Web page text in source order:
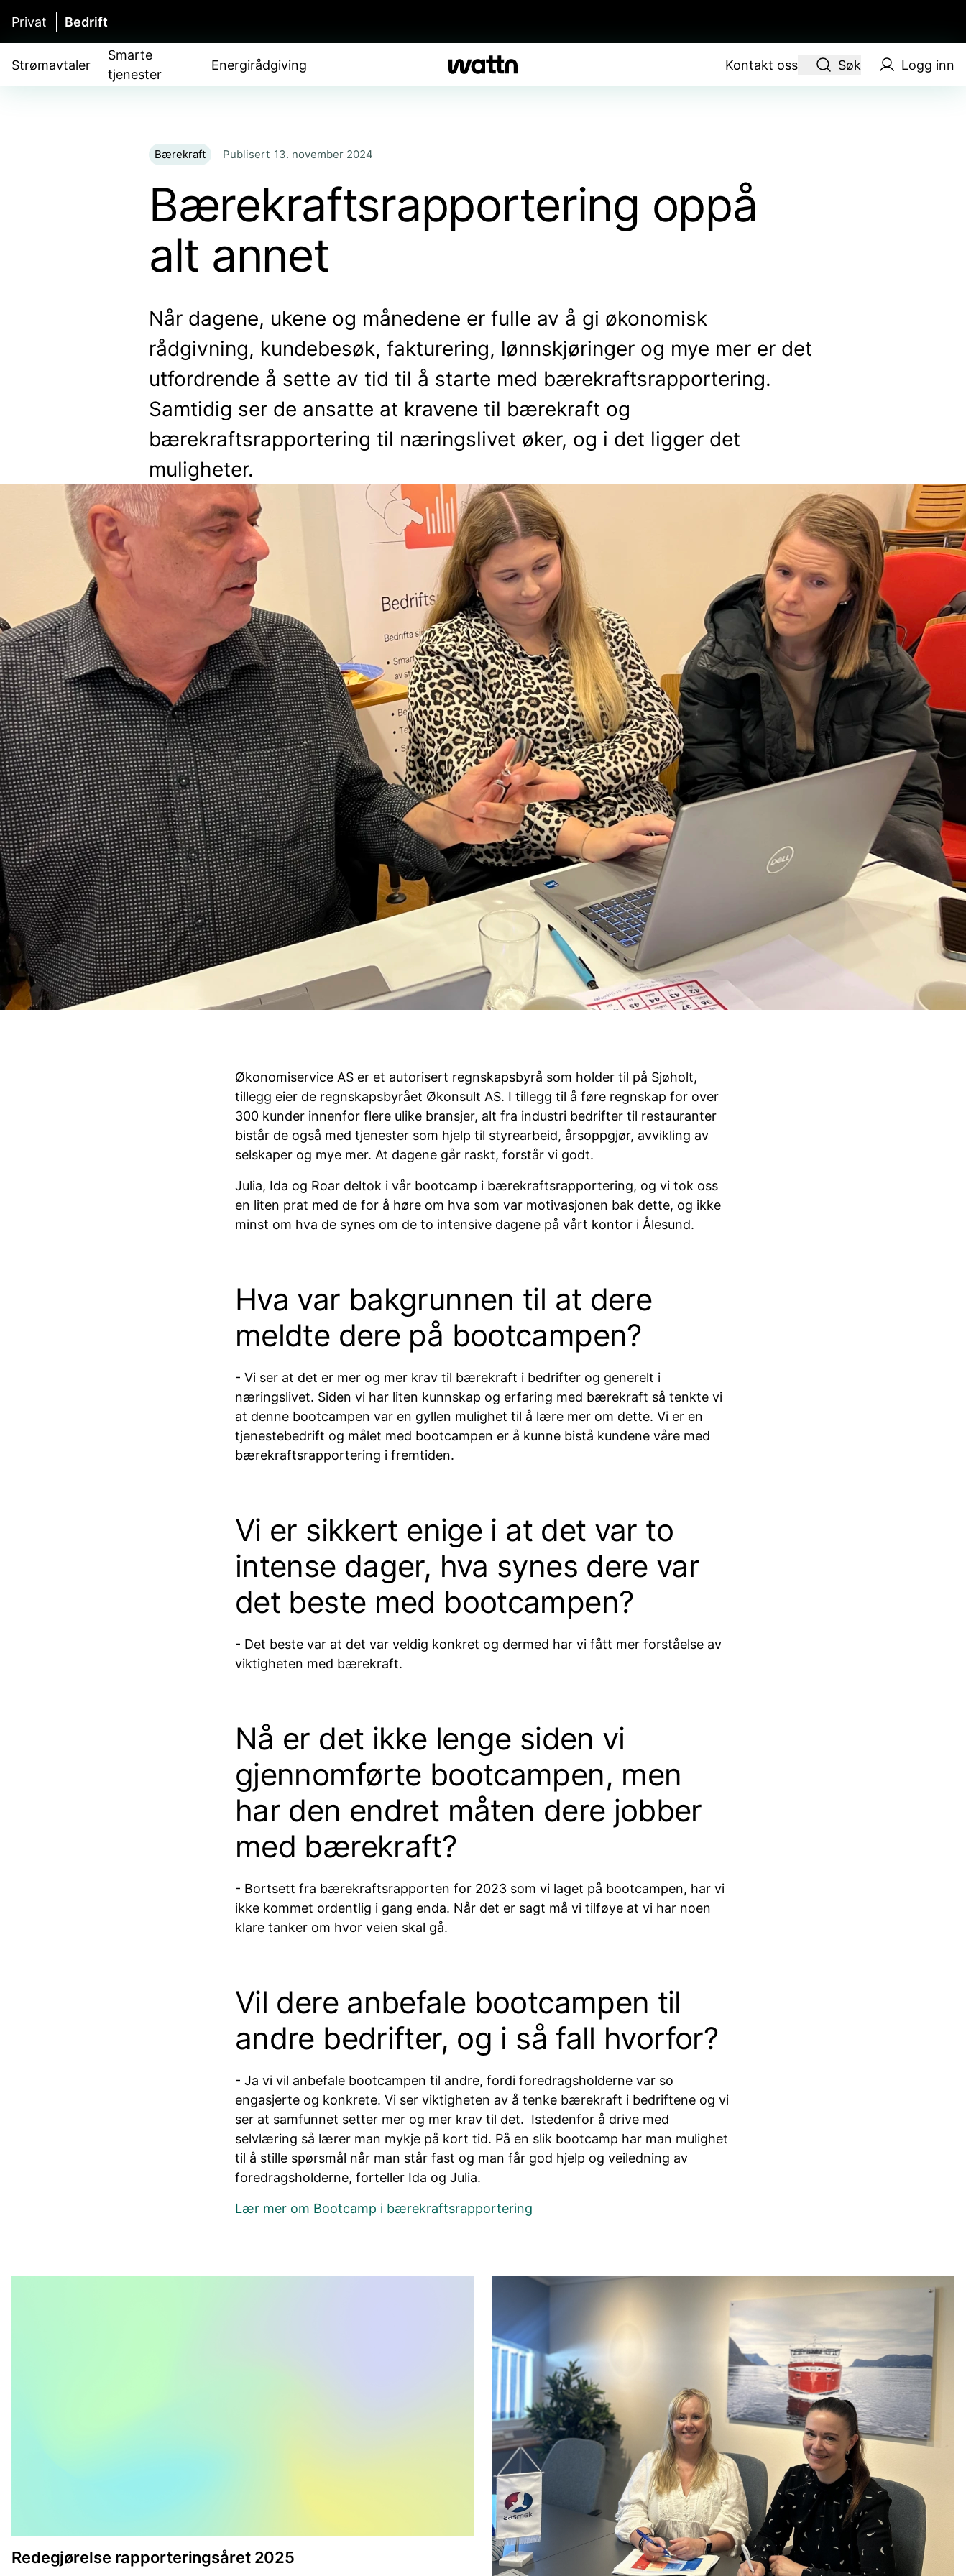
Privat Bedrift
Kontakt oss Søk Logg inn
Strømavtaler
Smarte
tjenester
Energirådgiving
Bærekraft Publisert 13. november 2024
Bærekraftsrapportering oppå
alt annet
Når dagene, ukene og månedene er fulle av å gi økonomisk
rådgivning, kundebesøk, fakturering, lønnskjøringer og mye mer er det
utfordrende å sette av tid til å starte med bærekraftsrapportering.
Samtidig ser de ansatte at kravene til bærekraft og
bærekraftsrapportering til næringslivet øker, og i det ligger det
muligheter.
Økonomiservice AS er et autorisert regnskapsbyrå som holder til på Sjøholt,
tillegg eier de regnskapsbyrået Økonsult AS. I tillegg til å føre regnskap for over
300 kunder innenfor flere ulike bransjer, alt fra industri bedrifter til restauranter
bistår de også med tjenester som hjelp til styrearbeid, årsoppgjør, avvikling av
selskaper og mye mer. At dagene går raskt, forstår vi godt.
Julia, Ida og Roar deltok i vår bootcamp i bærekraftsrapportering, og vi tok oss
en liten prat med de for å høre om hva som var motivasjonen bak dette, og ikke
minst om hva de synes om de to intensive dagene på vårt kontor i Ålesund.
Hva var bakgrunnen til at dere
meldte dere på bootcampen?
- Vi ser at det er mer og mer krav til bærekraft i bedrifter og generelt i
næringslivet. Siden vi har liten kunnskap og erfaring med bærekraft så tenkte vi
at denne bootcampen var en gyllen mulighet til å lære mer om dette. Vi er en
tjenestebedrift og målet med bootcampen er å kunne bistå kundene våre med
bærekraftsrapportering i fremtiden.
Vi er sikkert enige i at det var to
intense dager, hva synes dere var
det beste med bootcampen?
- Det beste var at det var veldig konkret og dermed har vi fått mer forståelse av
viktigheten med bærekraft.
Nå er det ikke lenge siden vi
gjennomførte bootcampen, men
har den endret måten dere jobber
med bærekraft?
- Bortsett fra bærekraftsrapporten for 2023 som vi laget på bootcampen, har vi
ikke kommet ordentlig i gang enda. Når det er sagt må vi tilføye at vi har noen
klare tanker om hvor veien skal gå.
Vil dere anbefale bootcampen til
andre bedrifter, og i så fall hvorfor?
- Ja vi vil anbefale bootcampen til andre, fordi foredragsholderne var so
engasjerte og konkrete. Vi ser viktigheten av å tenke bærekraft i bedriftene og vi
ser at samfunnet setter mer og mer krav til det. Istedenfor å drive med
selvlæring så lærer man mykje på kort tid. På en slik bootcamp har man mulighet
til å stille spørsmål når man står fast og man får god hjelp og veiledning av
foredragsholderne, forteller Ida og Julia.
Lær mer om Bootcamp i bærekraftsrapportering
Redegjørelse rapporteringsåret 2025